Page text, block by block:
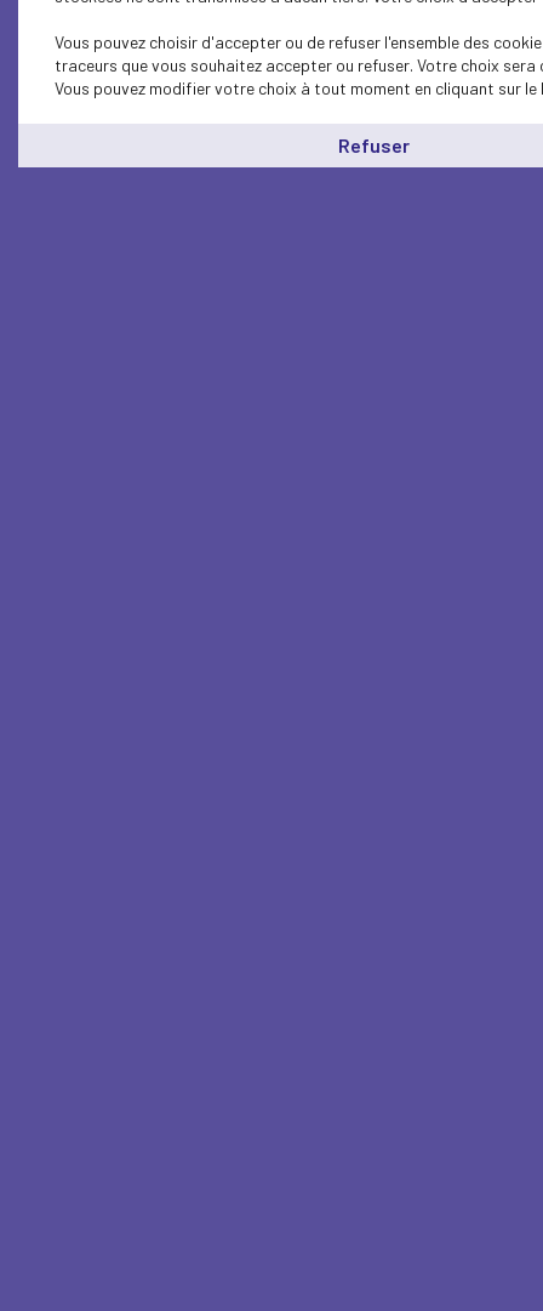
Vous pouvez choisir d'accepter ou de refuser l'ensemble des
traceurs que vous souhaitez accepter ou refuser. Votre choix
Vous pouvez modifier votre choix à tout moment en cliquant sur le
Refuser